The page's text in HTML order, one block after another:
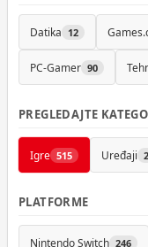
Datika 12
PC-Gamer 90
PREGLEDAJTE
Igre 515 Uređaji
PLATFORME
Nintendo Switch 246